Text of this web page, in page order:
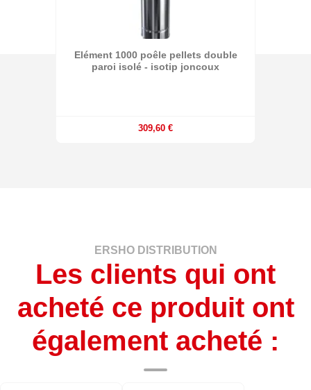
Elément 1000 poêle pellets double
paroi isolé - isotip joncoux
309,60 €
ERSHO DISTRIBUTION
Les clients qui ont
acheté ce produit ont
également acheté :